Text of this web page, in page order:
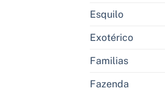
Esquilo
Exotérico
Familias
Fazenda